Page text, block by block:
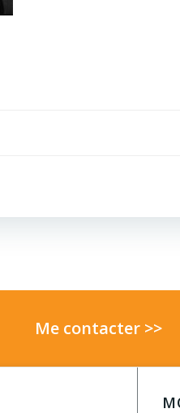
Me contacter >>